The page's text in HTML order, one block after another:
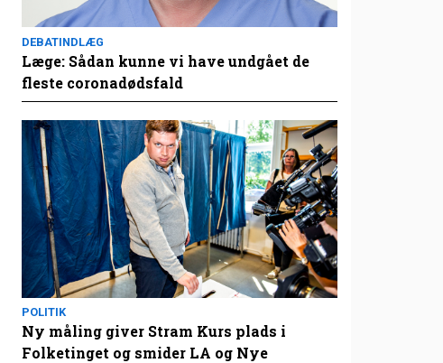
DEBATINDLÆG
Læge: Sådan kunne vi have undgået de
fleste coronadødsfald
POLITIK
Ny måling giver Stram Kurs plads i
Folketinget og smider LA og Nye